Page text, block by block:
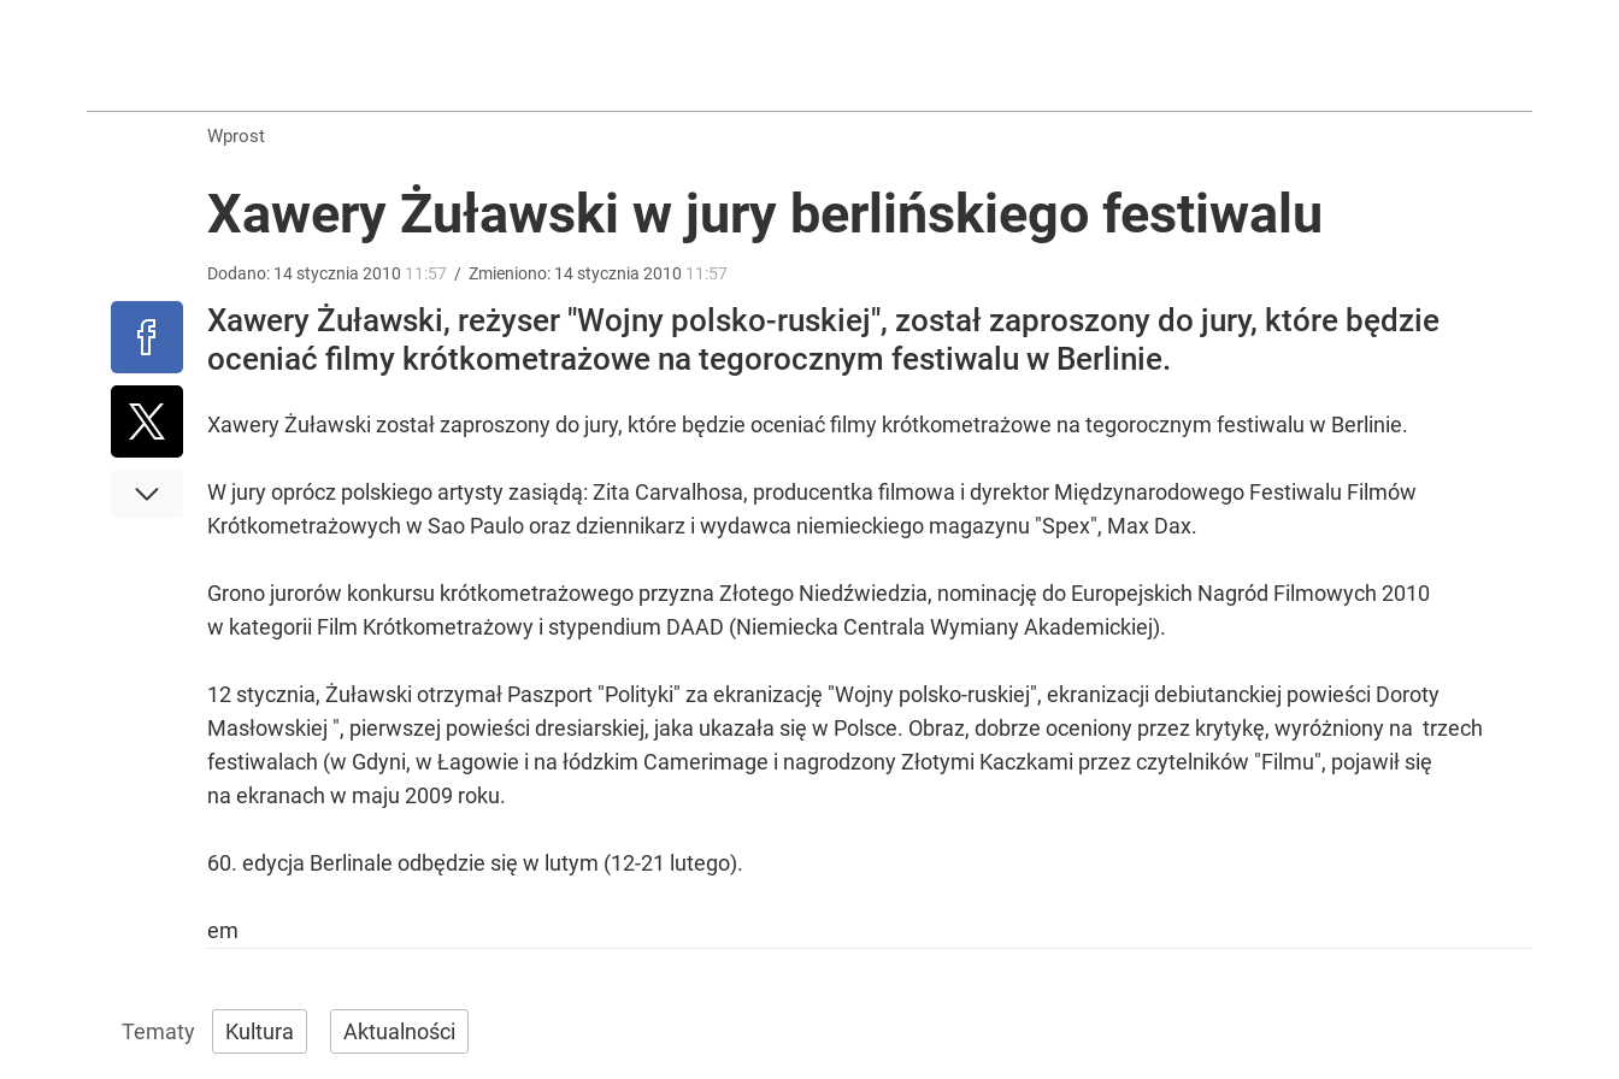
Tajemnica paragonów grozy. Tak restauratorzy manipulują cenami nad morzem
Wprost
Xawery Żuławski w jury berlińskiego festiwalu
Dodano: 14 stycznia 2010 11:57 / Zmieniono: 14 stycznia 2010 11:57
Xawery Żuławski, reżyser "Wojny polsko-ruskiej", został zaproszony do jury, które będzie
oceniać filmy krótkometrażowe na tegorocznym festiwalu w Berlinie.
Xawery Żuławski został zaproszony do jury, które będzie oceniać filmy krótkometrażowe na tegorocznym festiwalu w Berlinie.
W jury oprócz polskiego artysty zasiądą: Zita Carvalhosa, producentka filmowa i dyrektor Międzynarodowego Festiwalu Filmów
Krótkometrażowych w Sao Paulo oraz dziennikarz i wydawca niemieckiego magazynu "Spex", Max Dax.
Grono jurorów konkursu krótkometrażowego przyzna Złotego Niedźwiedzia, nominację do Europejskich Nagród Filmowych 2010
w kategorii Film Krótkometrażowy i stypendium DAAD (Niemiecka Centrala Wymiany Akademickiej).
12 stycznia, Żuławski otrzymał Paszport "Polityki" za ekranizację "Wojny polsko-ruskiej", ekranizacji debiutanckiej powieści Doroty
Masłowskiej ", pierwszej powieści dresiarskiej, jaka ukazała się w Polsce. Obraz, dobrze oceniony przez krytykę, wyróżniony na trzech
festiwalach (w Gdyni, w Łagowie i na łódzkim Camerimage i nagrodzony Złotymi Kaczkami przez czytelników "Filmu", pojawił się
na ekranach w maju 2009 roku.
60. edycja Berlinale odbędzie się w lutym (12-21 lutego).
em
Kultura Aktualności